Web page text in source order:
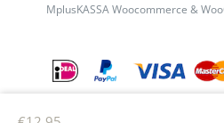
MplusKASSA Woocommerce &